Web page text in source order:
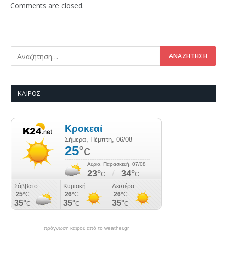
Comments are closed.
ΚΑΙΡΌΣ
πρόγνωση καιρού από το weather.gr